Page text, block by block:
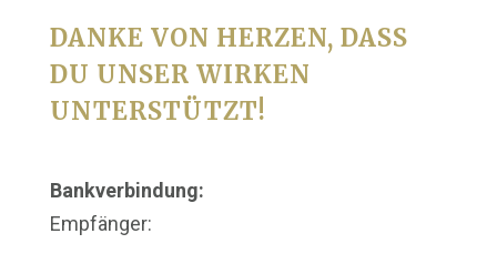
DANKE VON HERZEN, DASS
DU UNSER WIRKEN
UNTERSTÜTZT!
Bankverbindung:
Empfänger: